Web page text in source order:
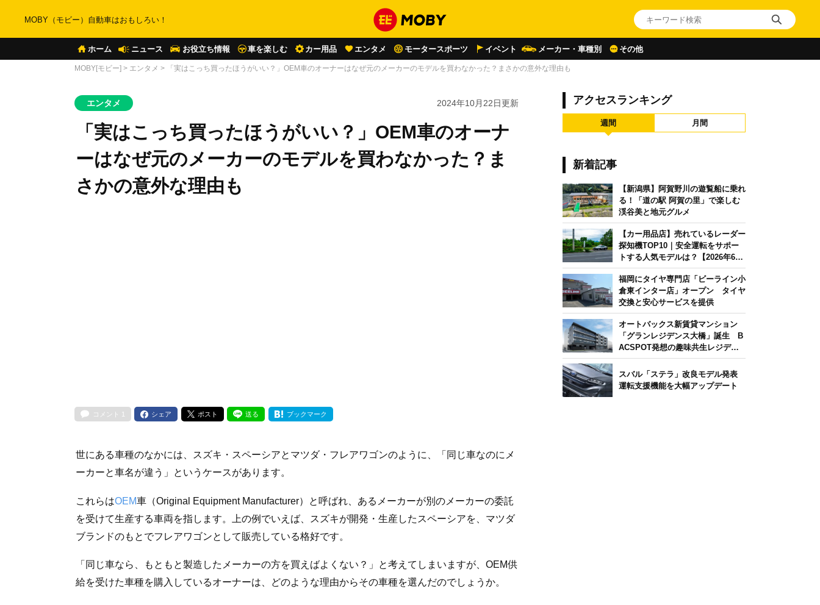
MOBY（モビー）自動車はおもしろい！
ホーム ニュース お役立ち情報 車を楽しむ カー用品 エンタメ モータースポーツ イベント メーカー・車種別 その他
MOBY[モビー] > エンタメ > 「実はこっち買ったほうがいい？」OEM車のオーナーはなぜ元のメーカーのモデルを買わなかった？まさかの意外な理由も
エンタメ 2024年10月22日更新
「実はこっち買ったほうがいい？」OEM車のオーナ
ーはなぜ元のメーカーのモデルを買わなかった？ま
さかの意外な理由も
コメント 1 シェア ポスト 送る ブックマーク
世にある車種のなかには、スズキ・スペーシアとマツダ・フレアワゴンのように、「同じ車なのにメ
ーカーと車名が違う」というケースがあります。
これらはOEM車（Original Equipment Manufacturer）と呼ばれ、あるメーカーが別のメーカーの委託
を受けて生産する車両を指します。上の例でいえば、スズキが開発・生産したスペーシアを、マツダ
ブランドのもとでフレアワゴンとして販売している格好です。
「同じ車なら、もともと製造したメーカーの方を買えばよくない？」と考えてしまいますが、OEM供
給を受けた車種を購入しているオーナーは、どのような理由からその車種を選んだのでしょうか。
アクセスランキング
週間 月間
新着記事
【新潟県】阿賀野川の遊覧船に乗れ
る！「道の駅 阿賀の里」で楽しむ
渓谷美と地元グルメ
【カー用品店】売れているレーダー
探知機TOP10｜安全運転をサポー
トする人気モデルは？【2026年6月
版】
福岡にタイヤ専門店「ビーライン小
倉東インター店」オープン タイヤ
交換と安心サービスを提供
オートバックス新賃貸マンション
「グランレジデンス大橋」誕生 B
ACSPOT発想の趣味共生レジデン
ス
スバル「ステラ」改良モデル発表
運転支援機能を大幅アップデート